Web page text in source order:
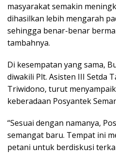
masyarakat semakin
dihasilkan lebih mengarah
sehingga benar-benar
tambahnya.
Di kesempatan yang sama,
diwakili Plt. Asisten III Setda
Triwidono, turut
keberadaan Posyantek
“Sesuai dengan namanya,
semangat baru. Tempat ini
petani untuk berdiskusi